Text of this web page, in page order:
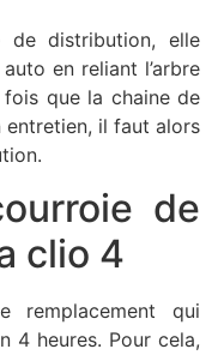
de distribution, elle
en reliant l’arbre
que la chaine de
il faut alors
de
clio 4
remplacement qui
4 heures. Pour cela,